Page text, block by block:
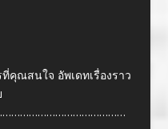
คุณสนใจ อัพเดทเรื่องราว